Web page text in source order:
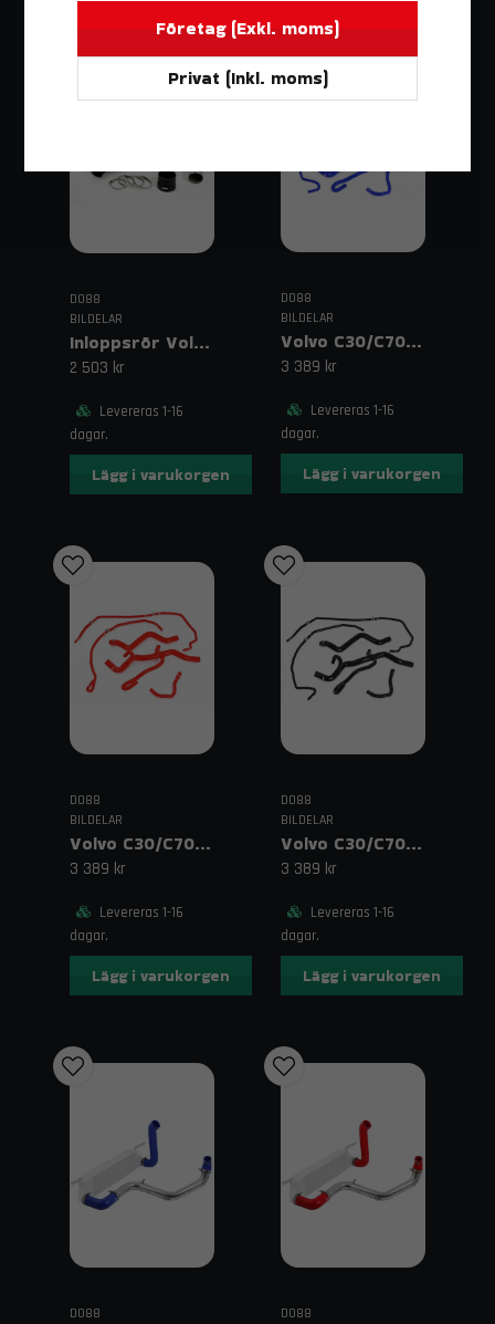
DO88
BILDELAR
Inloppsrör Volvo C30/C70/S40/V50 Turbo (04–13) Svart
2 503 kr
Levereras 1-16
dagar.
Lägg i varukorgen
DO88
BILDELAR
Volvo C30/C70/S40/V50 Turbo Automat (04–13) Kylarslangar Blå
3 389 kr
Levereras 1-16
dagar.
Lägg i varukorgen
DO88
BILDELAR
Volvo C30/C70/S40/V50 Turbo Automat (04–13) Kylarslangar Röd
3 389 kr
Levereras 1-16
dagar.
Lägg i varukorgen
DO88
BILDELAR
Volvo C30/C70/S40/V50 Turbo Automat (04–13) Kylarslangar Svart
3 389 kr
Levereras 1-16
dagar.
Lägg i varukorgen
DO88
DO88
Företag (Exkl. moms)
Privat (Inkl. moms)